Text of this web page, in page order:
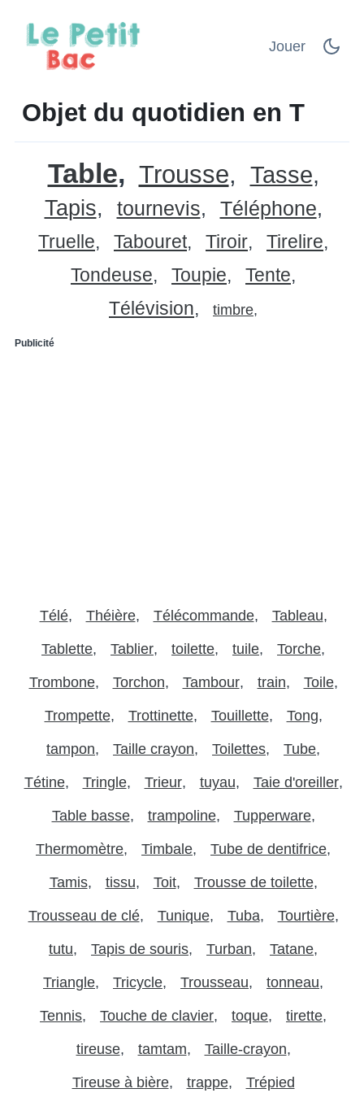
Jouer
Objet du quotidien en T
Table Trousse Tasse
Tapis tournevis Téléphone
Truelle Tabouret Tiroir
Tirelire
Tondeuse
Toupie
Tente
Télévision
timbre
Publicité
Télé Théière Télécommande Tableau
Tablette Tablier toilette tuile Torche
Trombone Torchon Tambour train Toile
Trompette Trottinette Touillette Tong
tampon Taille crayon Toilettes Tube
Tétine Tringle Trieur tuyau Taie d'oreiller
Table basse trampoline Tupperware
Thermomètre Timbale Tube de dentifrice
Tamis tissu Toit Trousse de toilette
Trousseau de clé Tunique Tuba Tourtière
tutu Tapis de souris Turban Tatane
Triangle Tricycle Trousseau tonneau
Tennis Touche de clavier toque tirette
tireuse tamtam Taille-crayon
Tireuse à bière trappe Trépied